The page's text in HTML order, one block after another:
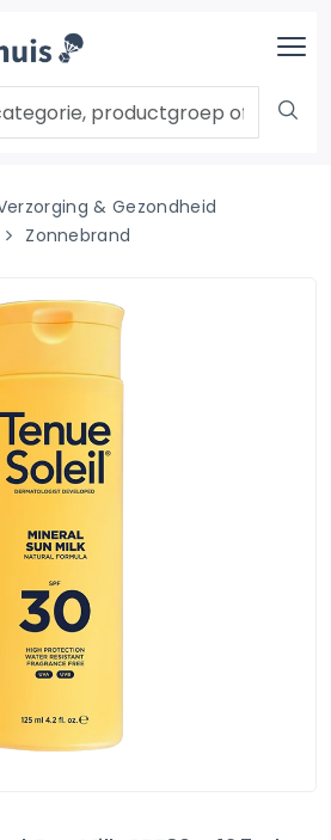
& Gezondheid
Zonnebrand